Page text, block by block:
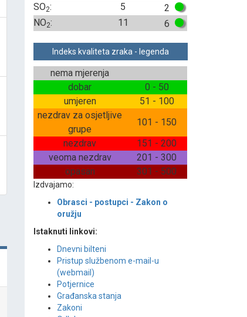
SO2: 5
2
NO2: 11 6
Indeks kvaliteta zraka - legenda
nema mjerenja
dobar
0 - 50
umjeren
51 - 100
nezdrav za osjetljive
grupe
101 - 150
nezdrav
151 - 200
veoma nezdrav
201 - 300
opasan
301 - 500
Izdvajamo:
Obrasci - postupci - Zakon o
oružju
Istaknuti linkovi:
Dnevni bilteni
Pristup službenom e-mail-u
(webmail)
Potjernice
Građanska stanja
Zakoni